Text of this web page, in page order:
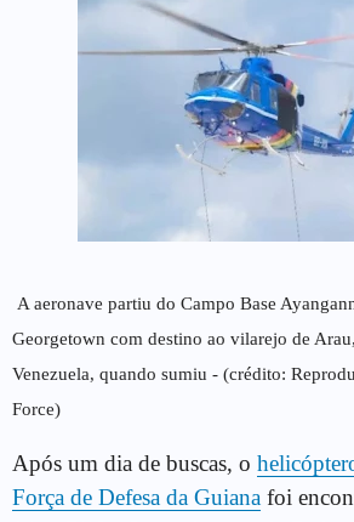
A aeronave partiu do Campo Base
Georgetown com destino ao vilarejo de
Venezuela, quando sumiu - (crédito:
Force)
Após um dia de buscas, o
Força de Defesa da Guiana foi